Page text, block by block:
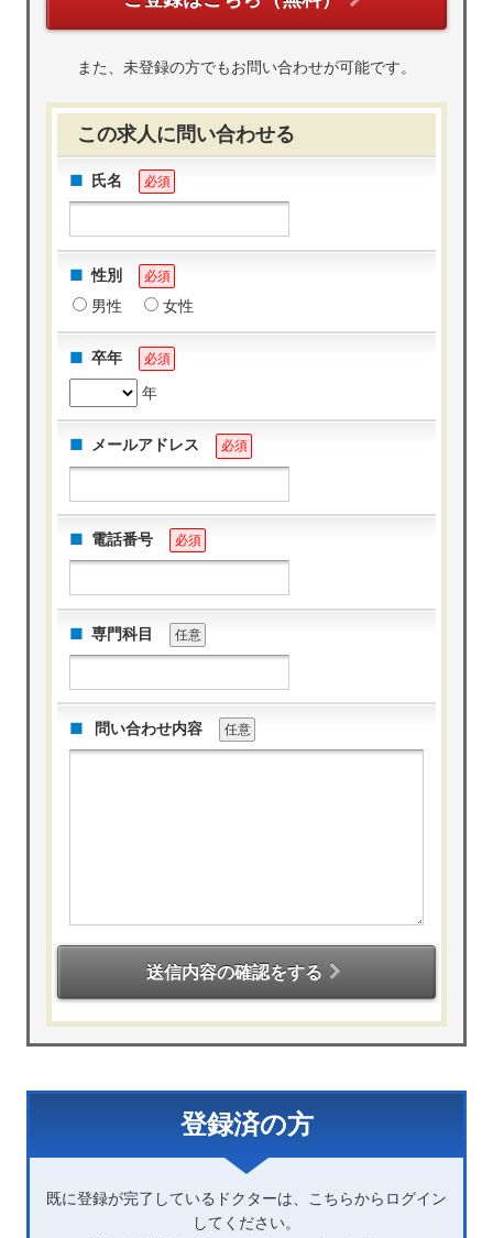
また、未登録の方でもお問い合わせが可能です。
この求人に問い合わせる
氏名 必須
性別 必須
男性 女性
卒年 必須
年
メールアドレス 必須
電話番号 必須
専門科目 任意
問い合わせ内容 任意
送信内容の確認をする
登録済の方
既に登録が完了しているドクターは、こちらからログイン
してください。